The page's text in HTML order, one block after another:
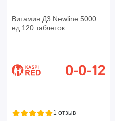
Витамин Д3 Newline 5000
ед 120 таблеток
1 отзыв